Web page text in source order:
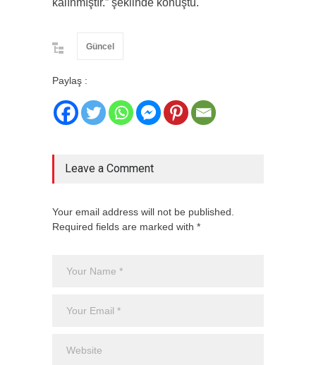
kalınmıştır.” şeklinde konuştu.
Güncel
Paylaş :
Leave a Comment
Your email address will not be published.
Required fields are marked with *